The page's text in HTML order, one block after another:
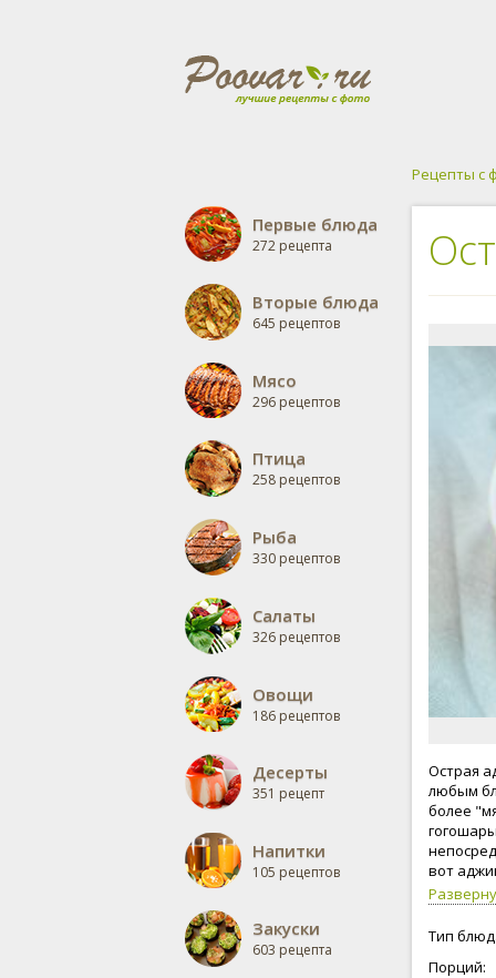
Первые блюда
272 рецепта
Вторые блюда
645 рецептов
Мясо
296 рецептов
Птица
258 рецептов
Рыба
330 рецептов
Салаты
326 рецептов
Овощи
186 рецептов
Десерты
351 рецепт
Напитки
105 рецептов
Закуски
603 рецепта
Рецепты с
Острая
любым
более
вот
Тип
Порций: